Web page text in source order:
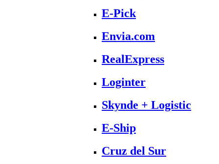
E-Pick
Envia.com
RealExpress
Loginter
Skynde + Logistic
E-Ship
Cruz del Sur